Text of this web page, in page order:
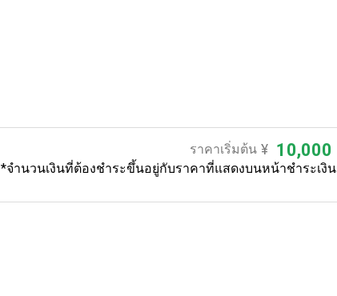
ราคาเริ่มต้น ¥ 10,000
*จำนวนเงินที่ต้องชำระขึ้นอยู่กับราคาที่แสดงบนหน้าชำระเงิน